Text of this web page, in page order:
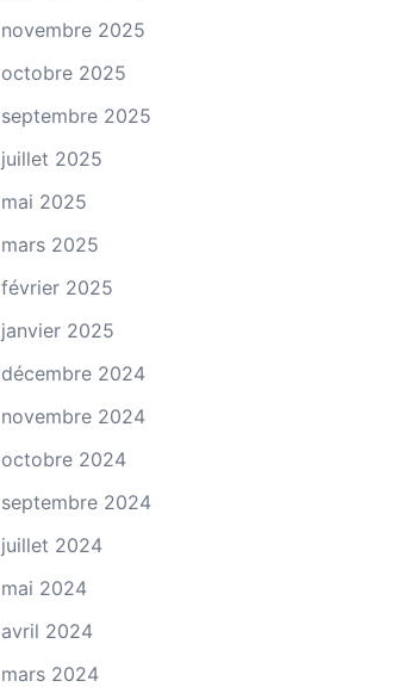
novembre 2025
octobre 2025
septembre 2025
juillet 2025
mai 2025
mars 2025
février 2025
janvier 2025
décembre 2024
novembre 2024
octobre 2024
septembre 2024
juillet 2024
mai 2024
avril 2024
mars 2024